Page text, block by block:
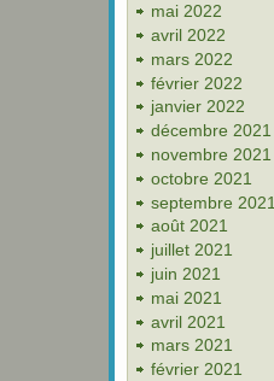
mai 2022
avril 2022
mars 2022
février 2022
janvier 2022
décembre 2021
novembre 2021
octobre 2021
septembre 2021
août 2021
juillet 2021
juin 2021
mai 2021
avril 2021
mars 2021
février 2021